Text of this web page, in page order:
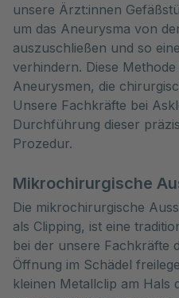
unsere Ärzt:innen
um das Aneurysma von
auszuschließen und so
verhindern. Diese
Aneurysmen, die
Unsere Fachkräfte bei
Durchführung dieser
Prozedur.
Mikrochirurgische
Die mikrochirurgische
als Clipping, ist eine
bei der unsere Fachkräfte
Öffnung im Schädel
kleinen Metallclip am Hals